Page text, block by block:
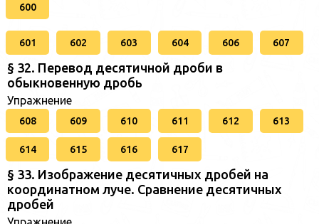
600
601 602 603 604 606 607
§ 32. Перевод десятичной дроби в
обыкновенную дробь
Упражнение
608 609 610 611 612 613
614 615 616 617
§ 33. Изображение десятичных дробей на
координатном луче. Сравнение десятичных
дробей